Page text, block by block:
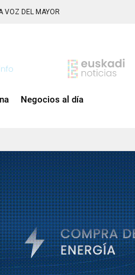
VOZ DEL MAYOR
Negocios al día